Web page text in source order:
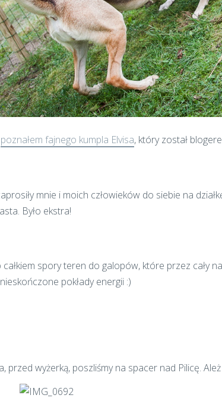
poznałem fajnego kumpla Elvisa, który został
mnie i moich człowieków do siebie na
Było ekstra!
całkiem spory teren do galopów, które przez cały
pokłady energii :)
przed wyżerką, poszliśmy na spacer nad Pilicę.